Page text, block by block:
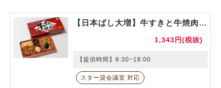
【日本ばし大増】牛すきと牛焼肉弁当
1,343円(税抜)
【提供時間】8:30~18:00
スター貸会議室 対応